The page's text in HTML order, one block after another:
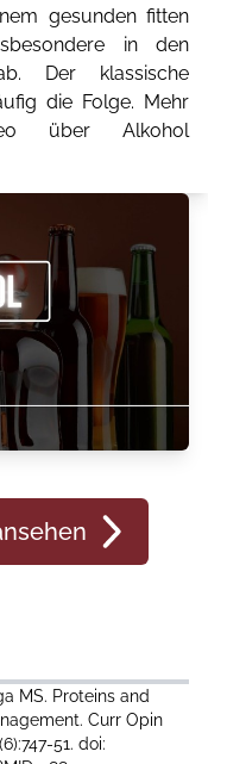
gesunden fitten
in den
Der klassische
die Folge. Mehr
über Alkohol
MS. Proteins and
Curr Opin
51. doi: